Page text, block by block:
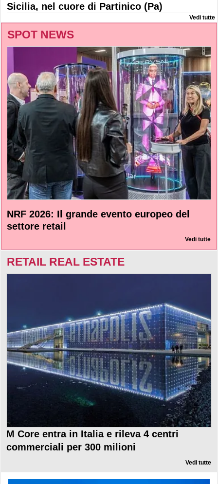
Sicilia, nel cuore di Partinico (Pa)
Vedi tutte
SPOT NEWS
NRF 2026: Il grande evento europeo del
settore retail
Vedi tutte
RETAIL REAL ESTATE
M Core entra in Italia e rileva 4 centri
commerciali per 300 milioni
Vedi tutte